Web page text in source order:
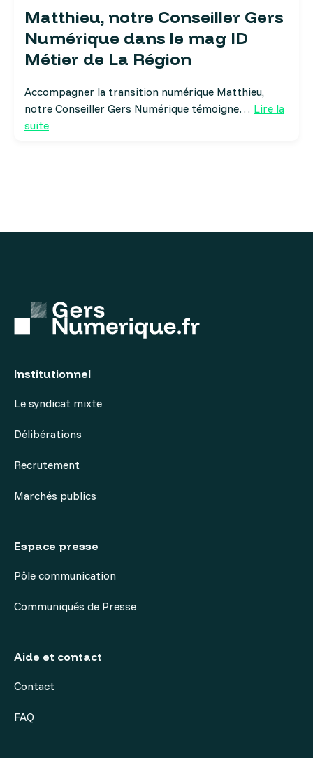
Matthieu, notre Conseiller Gers
Numérique dans le mag ID
Métier de La Région
Accompagner la transition numérique Matthieu,
notre Conseiller Gers Numérique témoigne… Lire la
suite
Institutionnel
Le syndicat mixte
Délibérations
Recrutement
Marchés publics
Espace presse
Pôle communication
Communiqués de Presse
Aide et contact
Contact
FAQ